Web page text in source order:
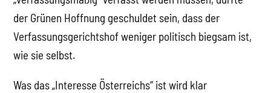
der Grünen Hoffnung geschuldet sein, dass der
Verfassungsgerichtshof weniger politisch biegsam ist,
wie sie selbst.
Was das „Interesse Österreichs“ ist wird klar